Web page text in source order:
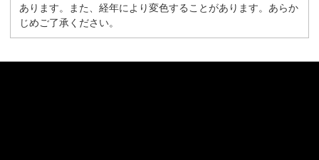
あります。また、経年により変色することがあります。あらか
じめご了承ください。